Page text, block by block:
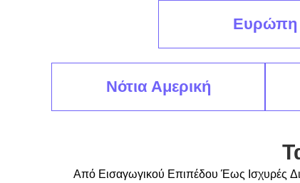
Ευρώπη
Νότια Αμερική
Από Εισαγωγικού Επιπέδου Έως Ισχυρές